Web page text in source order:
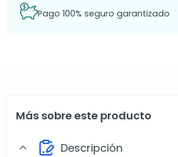
Pago 100% seguro garantizado
Más sobre este producto
expand_more Descripción